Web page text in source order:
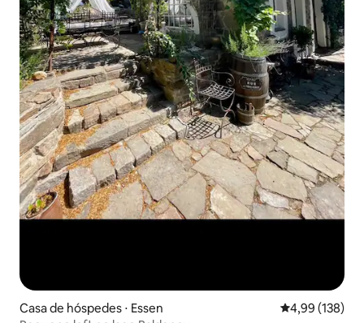
Casa de hóspedes ⋅ Essen 4,99 de uma
4,99 (138)